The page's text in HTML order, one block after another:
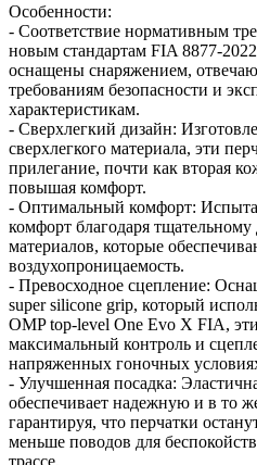
Особенности:
- Соответствие нормативным
новым стандартам FIA 8877-
оснащены снаряжением,
требованиям безопасности и
характеристикам.
- Сверхлегкий дизайн:
сверхлегкого материала, эти
прилегание, почти как вторая
повышая комфорт.
- Оптимальный комфорт:
комфорт благодаря
материалов, которые
воздухопроницаемость.
- Превосходное сцепление:
super silicone grip, который
OMP top-level One Evo X FIA,
максимальный контроль и
напряженных гоночных
- Улучшенная посадка:
обеспечивает надежную и в то
гарантируя, что перчатки
меньше поводов для
трассе.